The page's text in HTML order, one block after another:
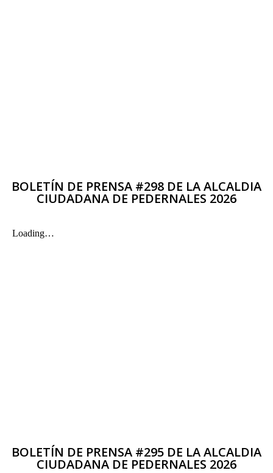
BOLETÍN DE PRENSA #298 DE LA ALCALDIA
CIUDADANA DE PEDERNALES 2026
BOLETÍN DE PRENSA #295 DE LA ALCALDIA
CIUDADANA DE PEDERNALES 2026